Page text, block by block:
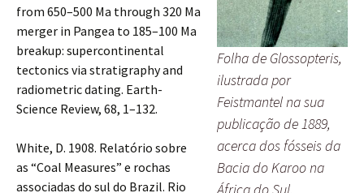
Folha de Glossopteris,
ilustrada por
Feistmantel na sua
publicação de 1889,
acerca dos fósseis da
Bacia do Karoo na
África do Sul.
from 650–500 Ma through 320 Ma
merger in Pangea to 185–100 Ma
breakup: supercontinental
tectonics via stratigraphy and
radiometric dating. Earth-
Science Review, 68, 1–132.
White, D. 1908. Relatório sobre
as “Coal Measures” e rochas
associadas do sul do Brazil. Rio